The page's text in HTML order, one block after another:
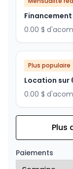
0.00 $
Plus populaire
Location sur
0.00 $
Financement
0.00 $
Plus
Paiements